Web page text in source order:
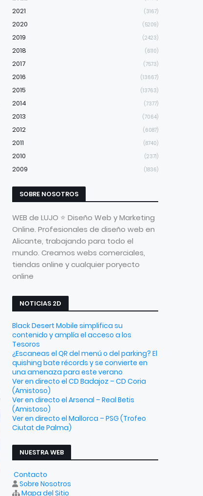
2021 (3167)
2020 (5209)
2019 (2423)
2018 (6110)
2017 (7573)
2016 (13667)
2015 (13763)
2014 (7377)
2013 (7064)
2012 (6087)
2011 (8740)
2010 (2371)
2009 (1836)
SOBRE NOSOTROS
WEB de LUJO ⭐ Diseño Web y Marketing
Online. Profesionales de diseño web en
Alicante, trabajando para todo el
mundo. Creamos webs comerciales,
tiendas online y cualquier poryecto
online
NOTICIAS 2D
Black Desert Mobile simplifica su
contenido y amplía el acceso a los
Tesoros
¿Escaneas el QR del menú o del parking? El
quishing bate récords y se convierte en
una amenaza para este verano
Ver en directo el CD Badajoz – CD Coria
(Amistoso)
Ver en directo el Arsenal – Real Betis
(Amistoso)
Ver en directo el Mallorca – PSG (Trofeo
Ciutat de Palma)
NUESTRA WEB
Contacto
Sobre Nosotros
Mapa del Sitio